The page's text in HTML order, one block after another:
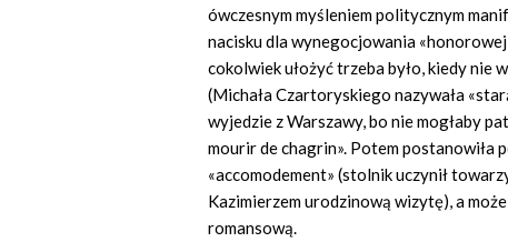
ówczesnym myśleniem politycznym
nacisku dla wynegocjowania
cokolwiek ułożyć trzeba było, kiedy nie
(Michała Czartoryskiego nazywała
wyjedzie z Warszawy, bo nie mogłaby
mourir de chagrin». Potem postanowiła
«accomodement» (stolnik uczynił
Kazimierzem urodzinową wizytę), a
romansową.